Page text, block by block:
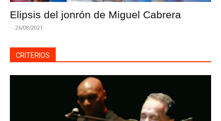
Elipsis del jonrón de Miguel Cabrera
- 26/08/2021
CRITERIOS